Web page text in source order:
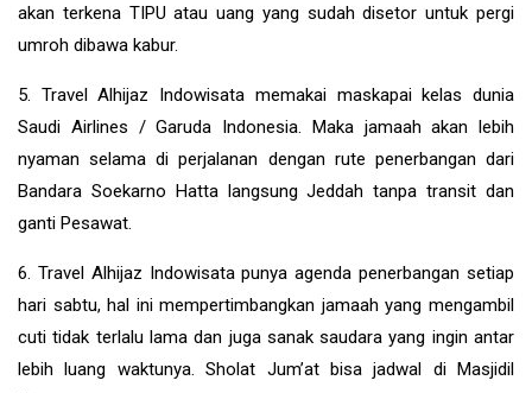
akan terkena TIPU atau uang yang sudah disetor untuk pergi
umroh dibawa kabur.
5. Travel Alhijaz Indowisata memakai maskapai kelas dunia
Saudi Airlines / Garuda Indonesia. Maka jamaah akan lebih
nyaman selama di perjalanan dengan rute penerbangan dari
Bandara Soekarno Hatta langsung Jeddah tanpa transit dan
ganti Pesawat.
6. Travel Alhijaz Indowisata punya agenda penerbangan setiap
hari sabtu, hal ini mempertimbangkan jamaah yang mengambil
cuti tidak terlalu lama dan juga sanak saudara yang ingin antar
lebih luang waktunya. Sholat Jum’at bisa jadwal di Masjidil